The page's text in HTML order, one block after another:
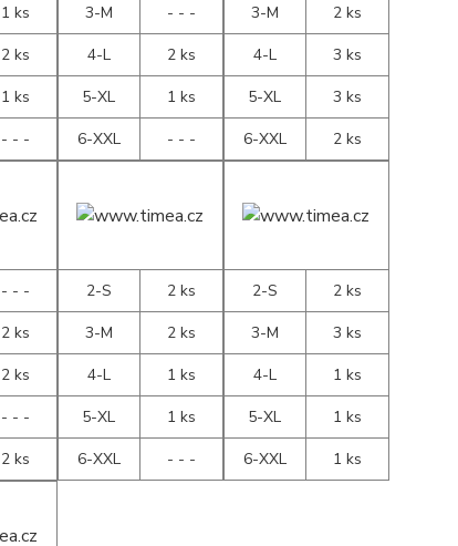
1 ks
2 ks
1 ks
- - -
3-M
- - -
4-L
2 ks
5-XL
1 ks
6-XXL
- - -
3-M
2 ks
4-L
3 ks
5-XL
3 ks
6-XXL
2 ks
- - -
2 ks
2 ks
- - -
2 ks
2-S
2 ks
3-M
2 ks
4-L
1 ks
5-XL
1 ks
6-XXL
- - -
2-S
2 ks
3-M
3 ks
4-L
1 ks
5-XL
1 ks
6-XXL
1 ks